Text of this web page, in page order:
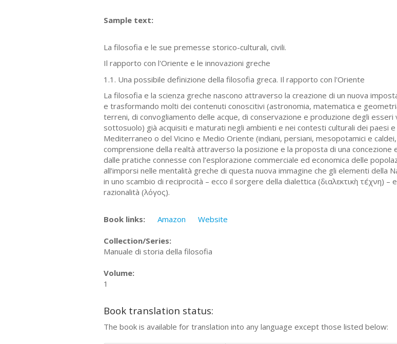
Sample text:
La filosofia e le sue premesse storico-culturali, civili.
Il rapporto con l'Oriente e le innovazioni greche
1.1. Una possibile definizione della filosofia greca. Il rapporto con l'Oriente
La filosofia e la scienza greche nascono attraverso la creazione di un nuova
e trasformando molti dei contenuti conoscitivi (astronomia, matematica e
terreni, di convogliamento delle acque, di conservazione e produzione degli esseri
sottosuolo) già acquisiti e maturati negli ambienti e nei contesti culturali dei paesi
Mediterraneo o del Vicino e Medio Oriente (indiani, persiani, mesopotamici e
comprensione della realtà attraverso la posizione e la proposta di una
dalle pratiche connesse con l’esplorazione commerciale ed economica delle
all’imporsi nelle mentalità greche di questa nuova immagine che gli elementi della
in uno scambio di reciprocità – ecco il sorgere della dialettica (διαλεκτικὴ τέχνη)
razionalità (λόγος).
Book links: Amazon Website
Collection/Series:
Manuale di storia della filosofia
Volume:
1
Book translation status:
The book is available for translation into any language except those listed below: